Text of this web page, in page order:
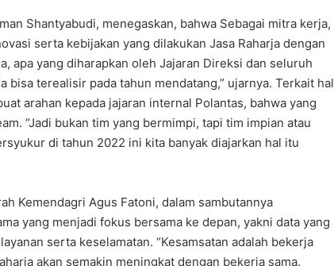
Shantyabudi, menegaskan, bahwa Sebagai mitra kerja,
serta kebijakan yang dilakukan Jasa Raharja dengan
apa yang diharapkan oleh Jajaran Direksi dan seluruh
bisa terealisir pada tahun mendatang,” ujarnya. Terkait hal
arahan kepada jajaran internal Polantas, bahwa yang
“Jadi bukan tim yang bermimpi, tapi tim impian atau
di tahun 2022 ini kita banyak diajarkan hal itu
Kemendagri Agus Fatoni, dalam sambutannya
yang menjadi fokus bersama ke depan, yakni data yang
serta keselamatan. “Kesamsatan adalah bekerja
akan semakin meningkat dengan bekerja sama.